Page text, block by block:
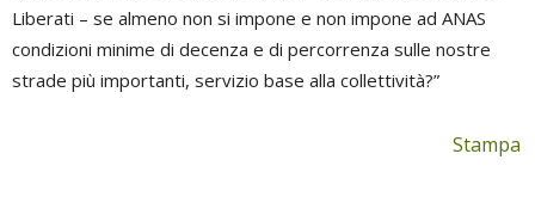
Liberati – se almeno non si impone e non impone ad ANAS
condizioni minime di decenza e di percorrenza sulle nostre
strade più importanti, servizio base alla collettività?”
Stampa